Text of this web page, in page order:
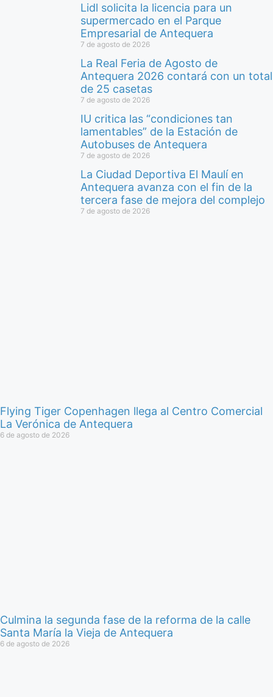
Lidl solicita la licencia para un
supermercado en el Parque
Empresarial de Antequera
7 de agosto de 2026
La Real Feria de Agosto de
Antequera 2026 contará con un total
de 25 casetas
7 de agosto de 2026
IU critica las “condiciones tan
lamentables” de la Estación de
Autobuses de Antequera
7 de agosto de 2026
La Ciudad Deportiva El Maulí en
Antequera avanza con el fin de la
tercera fase de mejora del complejo
7 de agosto de 2026
Flying Tiger Copenhagen llega al Centro Comercial
La Verónica de Antequera
6 de agosto de 2026
Culmina la segunda fase de la reforma de la calle
Santa María la Vieja de Antequera
6 de agosto de 2026